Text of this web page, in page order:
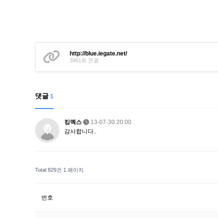
http://blue.iegate.net/
3961회 연결
댓글 1
킹멕스
13-07-30 20:00
감사합니다..
Total 829건 1 페이지
번호